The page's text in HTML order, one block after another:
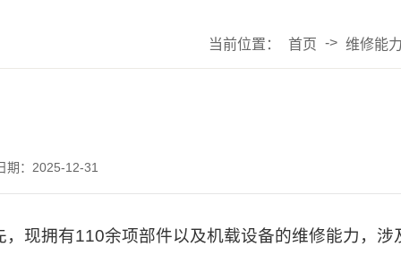
当前位置： 首页 -> 维修能
：2025-12-31
现拥有110余项部件以及机载设备的维修能力，涉